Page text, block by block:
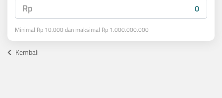
Rp
Minimal Rp 10.000 dan maksimal Rp 1.000.000.000
Kembali